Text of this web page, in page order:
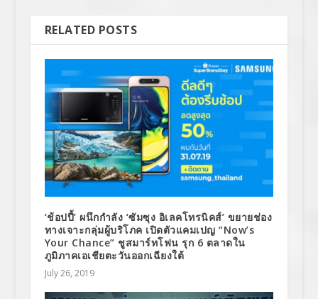
RELATED POSTS
‘ช้อปปี้’ ผนึกกำลัง ‘ซัมซุง อิเลคโทรนิคส์’ ขยายช่อง
ทางเจาะกลุ่มผู้บริโภค เปิดตัวแคมเปญ “Now’s
Your Chance” ชูสมาร์ทโฟน รุก 6 ตลาดใน
ภูมิภาคเอเชียตะวันออกเฉียงใต้
July 26, 2019